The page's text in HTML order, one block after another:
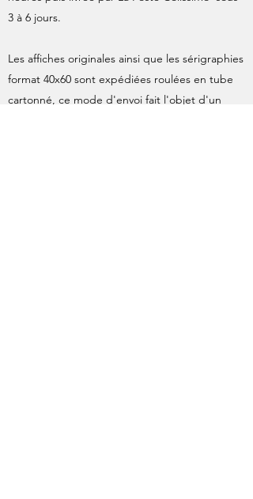
3 à 6 jours.
Les affiches originales ainsi que les sérigraphies
format 40x60 sont expédiées roulées en tube
cartonné, ce mode d'envoi fait l'objet d'un